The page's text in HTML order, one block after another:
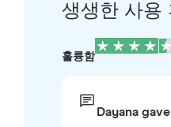
생생한 사용
훌륭함
Dayana